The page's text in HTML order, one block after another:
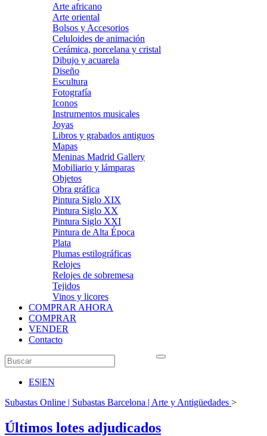
Arte africano
Arte oriental
Bolsos y Accesorios
Celuloides de animación
Cerámica, porcelana y cristal
Dibujo y acuarela
Diseño
Escultura
Fotografía
Iconos
Instrumentos musicales
Joyas
Libros y grabados antiguos
Mapas
Meninas Madrid Gallery
Mobiliario y lámparas
Objetos
Obra gráfica
Pintura Siglo XIX
Pintura Siglo XX
Pintura Siglo XXI
Pintura de Alta Época
Plata
Plumas estilográficas
Relojes
Relojes de sobremesa
Tejidos
Vinos y licores
COMPRAR AHORA
COMPRAR
VENDER
Contacto
ES|EN
Subastas Online | Subastas Barcelona | Arte y Antigüedades >
Últimos lotes adjudicados